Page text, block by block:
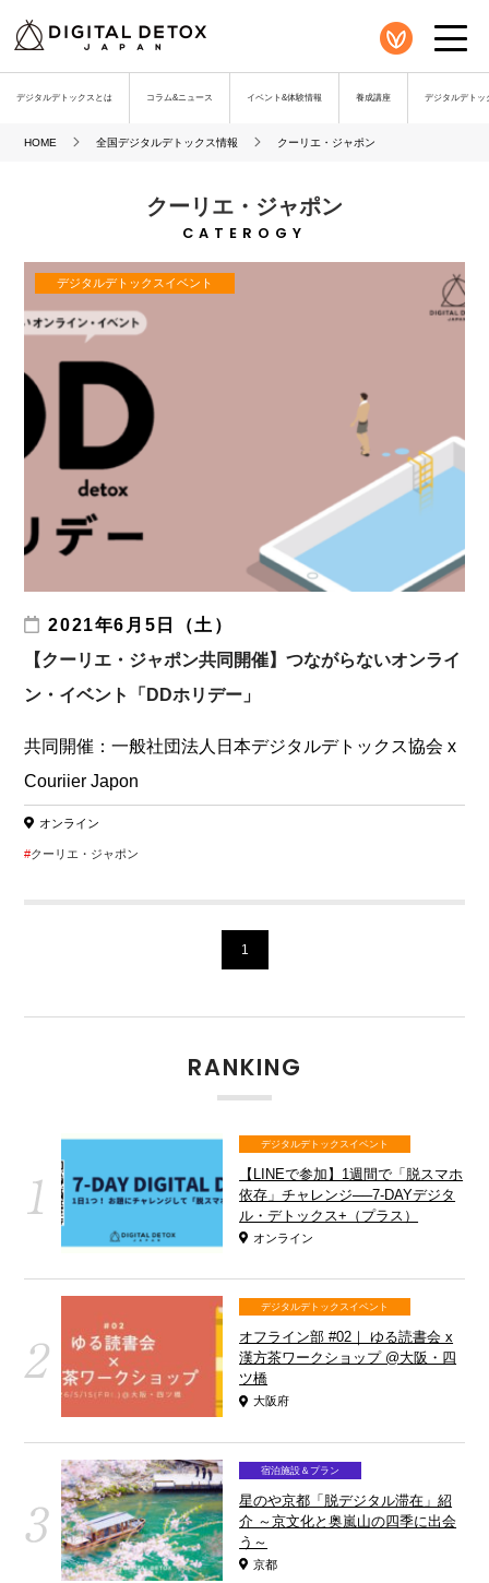
デジタルデトックスとは コラム&ニュース イベント&体験情報 養成講座 デジタルデトッ
HOME 全国デジタルデトックス情報 クーリエ・ジャポン
クーリエ・ジャポン
CATEROGY
デジタルデトックスイベント
2021年6月5日（土）
【クーリエ・ジャポン共同開催】つながらないオンライ
ン・イベント「DDホリデー」
共同開催：一般社団法人日本デジタルデトックス協会 x
Couriier Japon
オンライン
クーリエ・ジャポン
1
RANKING
デジタルデトックスイベント
【LINEで参加】1週間で「脱スマホ
依存」チャレンジ──7-DAYデジタ
ル・デトックス+（プラス）
オンライン
デジタルデトックスイベント
オフライン部 #02｜ ゆる読書会 x
漢方茶ワークショップ @大阪・四
ツ橋
大阪府
宿泊施設＆プラン
星のや京都「脱デジタル滞在」紹
介 ～京文化と奥嵐山の四季に出会
う～
京都